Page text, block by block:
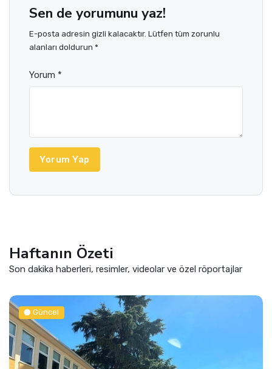
Sen de yorumunu yaz!
E-posta adresin gizli kalacaktır. Lütfen tüm zorunlu
alanları doldurun *
Yorum *
Yorum Yap
Haftanın Özeti
Son dakika haberleri, resimler, videolar ve özel röportajlar
Güncel